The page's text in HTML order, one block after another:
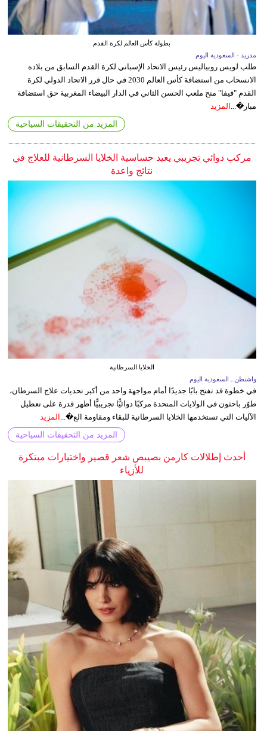
بطولة كأس العالم لكرة القدم
مدريد - السعودية اليوم
طلب لويس روبياليس رئيس الاتحاد الإسباني لكرة القدم السابق من بلاده
الانسحاب من استضافة كأس العالم 2030 في حال قرر الاتحاد الدولي لكرة
القدم "فيفا" منح ملعب الحسن الثاني في الدار البيضاء المغربية حق استضافة
مبار�... المزيد
المزيد من التحقيقات السياحية
مركب دوائي تجريبي يعيد حساسية الخلايا السرطانية للعلاج في
نتائج واعدة
الخلايا السرطانية
واشنطن ـ السعودية اليوم
في خطوة قد تفتح بابًا جديدًا أمام مواجهة واحد من أكبر تحديات علاج السرطان،
طوّر باحثون في الولايات المتحدة مركبًا دوائيًّا تجريبيًّا أظهر قدرة على تعطيل
الآليات التي تستخدمها الخلايا السرطانية للبقاء ومقاومة الع�...
المزيد
المزيد من التحقيقات السياحية
أحدث إطلالات كارمن بصيبص شعر قصير واختيارات مبتكرة
للأزياء